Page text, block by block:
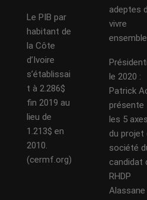
Le PIB par
habitant de
la Côte
d’Ivoire
s’établissai
t à 2.286$
fin 2019 au
lieu de
1.213$ en
2010.
(cermf.org)
adeptes
vivre
le 2020 :
Patrick
présente
les 5 axes
du projet
société
candidat
RHDP
Alassane